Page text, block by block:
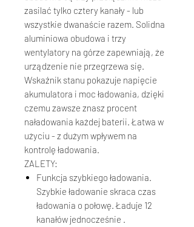
zasilać tylko cztery kanały - lub
wszystkie dwanaście razem. Solidna
aluminiowa obudowa i trzy
wentylatory na górze zapewniają, że
urządzenie nie przegrzewa się.
Wskaźnik stanu pokazuje napięcie
akumulatora i moc ładowania, dzięki
czemu zawsze znasz procent
naładowania każdej baterii. Łatwa w
użyciu - z dużym wpływem na
kontrolę ładowania.
ZALETY:
Funkcja szybkiego ładowania.
Szybkie ładowanie skraca czas
ładowania o połowę. Ładuje 12
kanałów jednocześnie .